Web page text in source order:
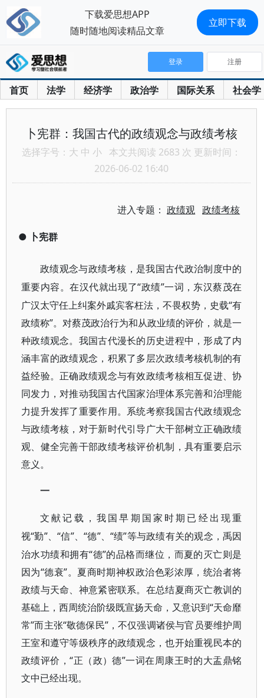
首页 法学 经济学 政治学 国际关系 社会学
登录 注册
卜宪群：我国古代的政绩观念与政绩考核
选择字号： 大 中 小 本文共阅读 2683 次 更新时间：
2026-06-02 16:40
进入专题：政绩观 政绩考核
● 卜宪群
政绩观念与政绩考核，是我国古代政治制度中的
重要内容。在汉代就出现了“政绩”一词，东汉蔡茂在
广汉太守任上纠案外戚宾客枉法，不畏权势，史载“有
政绩称”。对蔡茂政治行为和从政业绩的评价，就是一
种政绩观念。我国古代漫长的历史进程中，形成了内
涵丰富的政绩观念，积累了多层次政绩考核机制的有
益经验。正确政绩观念与有效政绩考核相互促进、协
同发力，对推动我国古代国家治理体系完善和治理能
力提升发挥了重要作用。系统考察我国古代政绩观念
与政绩考核，对于新时代引导广大干部树立正确政绩
观、健全完善干部政绩考核评价机制，具有重要启示
意义。
一
文献记载，我国早期国家时期已经出现重
视“勤”、“信”、“德”、“绩”等与政绩有关的观念，禹因
治水功绩和拥有“德”的品格而继位，而夏的灭亡则是
因为“德衰”。夏商时期神权政治色彩浓厚，统治者将
政绩与天命、神意紧密联系。在总结夏商灭亡教训的
基础上，西周统治阶级既宣扬天命，又意识到“天命靡
常”而主张“敬德保民”，不仅强调诸侯与官员要维护周
王室和遵守等级秩序的政绩观念，也开始重视民本的
政绩评价，“正（政）德”一词在周康王时的大盂鼎铭
文中已经出现。
下载爱思想APP
随时随地阅读精品文章
立即下载